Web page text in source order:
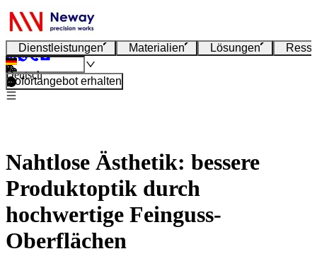
Dienstleistungen Materialien Lösungen
Deutsch
Sofortangebot erhalten
Nahtlose Ästhetik: bessere
Produktoptik durch
hochwertige Feinguss-
Oberflächen